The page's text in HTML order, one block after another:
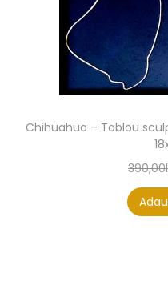
Chihuahua – Tablou
390,00